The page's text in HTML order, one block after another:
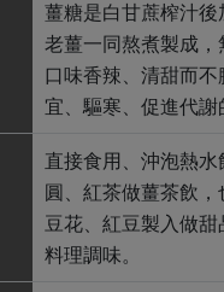
薑糖是白甘蔗榨汁後
老薑一同熬煮製成，
口味香辣、清甜而
宜、驅寒、促進代謝
直接食用、沖泡熱水
圓、紅茶做薑茶飲，
豆花、紅豆製入做
料理調味。